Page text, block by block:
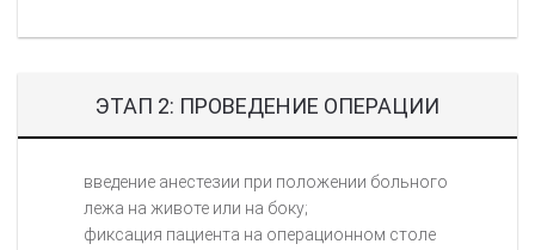
ЭТАП 2: ПРОВЕДЕНИЕ ОПЕРАЦИИ
введение анестезии при положении больного
лежа на животе или на боку;
фиксация пациента на операционном столе